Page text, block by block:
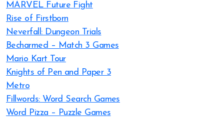
MARVEL Future Fight
Rise of Firstborn
Neverfall: Dungeon Trials
Becharmed – Match 3 Games
Mario Kart Tour
Knights of Pen and Paper 3
Metro
Fillwords: Word Search Games
Word Pizza – Puzzle Games